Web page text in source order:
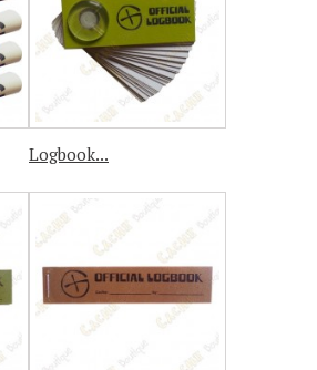
Logbook...